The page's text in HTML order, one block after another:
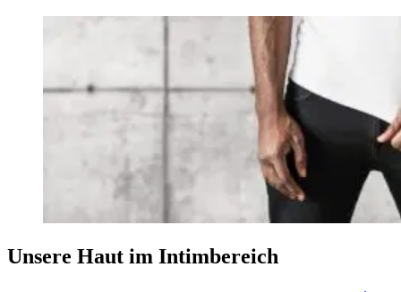
Unsere Haut im Intimbereich